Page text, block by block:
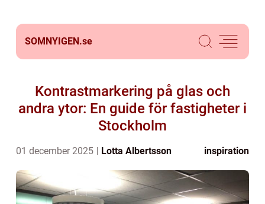
SOMNYIGEN.se
Kontrastmarkering på glas och
andra ytor: En guide för fastigheter i
Stockholm
01 december 2025 Lotta Albertsson inspiration